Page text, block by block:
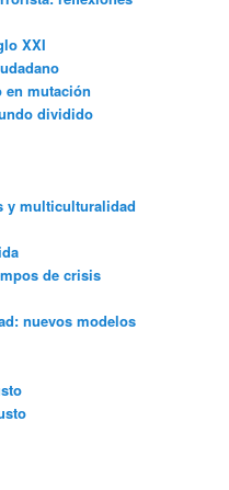
XXI
en mutación
dividido
y multiculturalidad
de crisis
nuevos modelos